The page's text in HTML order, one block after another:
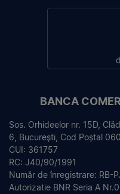
BANCA
Sos. Orhideelor nr. 15D,
6, București, Cod Poștal
CUI: 361757
RC: J40/90/1991
Număr de înregistrare: RB-
Autorizatie BNR Seria A